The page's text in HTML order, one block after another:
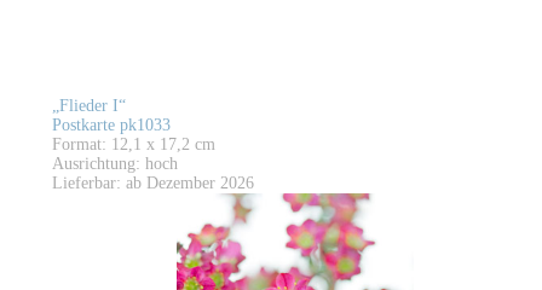
„Flieder I“
Postkarte pk1033
Format: 12,1 x 17,2 cm
Ausrichtung: hoch
Lieferbar: ab Dezember 2026